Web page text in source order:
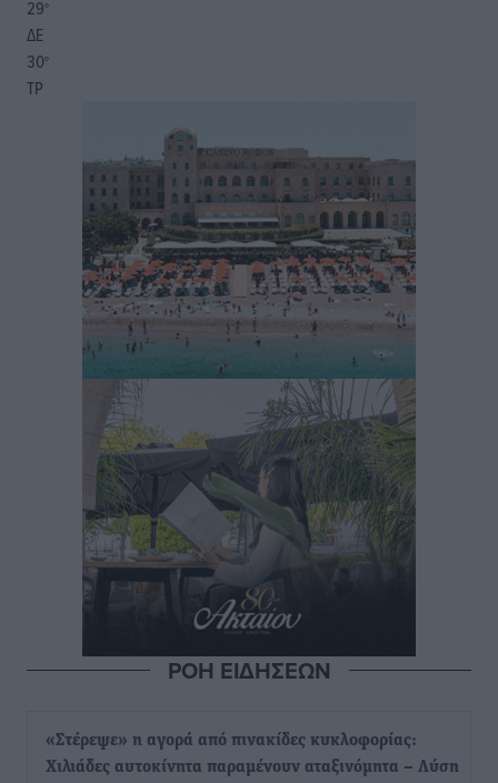
29°
ΔΕ
30°
ΤΡ
ΡΟΗ ΕΙΔΗΣΕΩΝ
«Στέρεψε» η αγορά από πινακίδες κυκλοφορίας:
Χιλιάδες αυτοκίνητα παραμένουν αταξινόμητα – Λύση